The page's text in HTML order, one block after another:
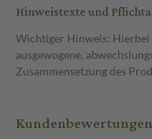
Hinweistexte und
Wichtiger Hinweis: Hierbei
ausgewogene,
Zusammensetzung des